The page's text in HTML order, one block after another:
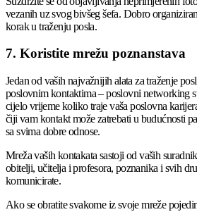
vezanih uz svog bivšeg šefa. Dobro
korak u traženju posla.
7. Koristite mrežu poznanstava
Jedan od vaših najvažnijih alata za traženje
poslovnim kontaktima – poslovni networking
cijelo vrijeme koliko traje vaša poslovna
čiji vam kontakt može zatrebati u budućnosti
sa svima dobre odnose.
Mreža vaših kontakata sastoji od vaših
obitelji, učitelja i profesora, poznanika i svih
komunicirate.
Ako se obratite svakome iz svoje mreže